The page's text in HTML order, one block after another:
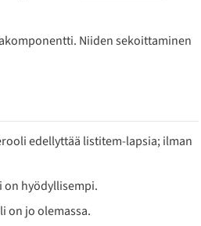
Niiden sekoittaminen
edellyttää listitem-lapsia; ilman
on hyödyllisempi.
on jo olemassa.